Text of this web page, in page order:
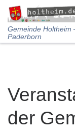
Skip to content
Gemeinde Holtheim
Paderborn
der